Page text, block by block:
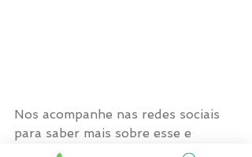
Nos acompanhe nas redes sociais
para saber mais sobre esse e
muitos outros assuntos da saúde